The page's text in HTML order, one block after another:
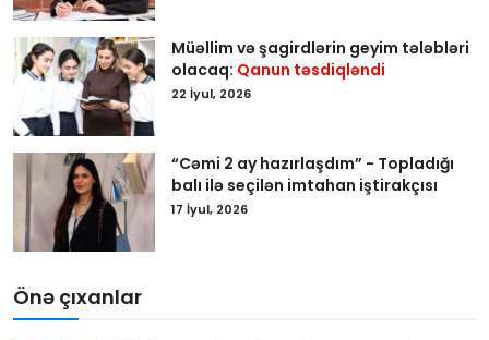
Müəllim və şagirdlərin geyim tələbləri
olacaq: Qanun təsdiqləndi
22 İyul, 2026
“Cəmi 2 ay hazırlaşdım” - Topladığı
balı ilə seçilən imtahan iştirakçısı
17 İyul, 2026
Önə çıxanlar